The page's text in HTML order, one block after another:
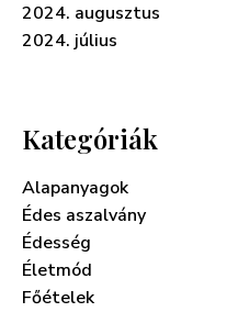
2024. augusztus
2024. július
Kategóriák
Alapanyagok
Édes aszalvány
Édesség
Életmód
Főételek